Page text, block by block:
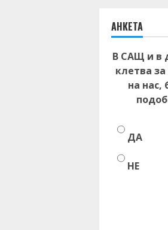
АНКЕТА
В САЩ и в
клетва
на нас,
ДА
НЕ